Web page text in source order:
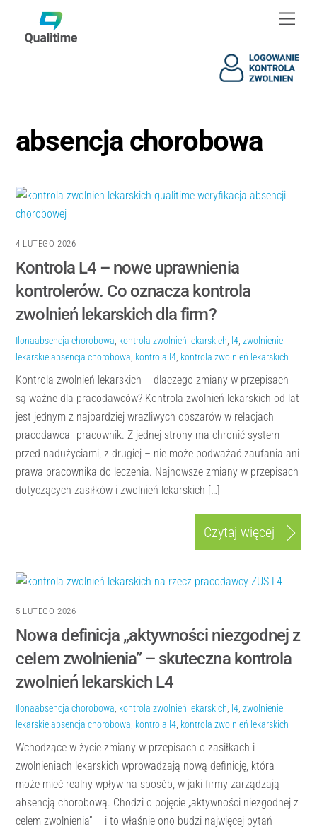
content
content
absencja chorobowa
4 LUTEGO 2026
Kontrola L4 – nowe uprawnienia
kontrolerów. Co oznacza kontrola
zwolnień lekarskich dla firm?
Ilonaabsencja chorobowa, kontrola zwolnień lekarskich, l4,zwolnienie
lekarskie absencja chorobowa, kontrola l4, kontrola zwolnień lekarskich
Kontrola zwolnień lekarskich – dlaczego zmiany w przepisach
są ważne dla pracodawców? Kontrola zwolnień lekarskich od lat
jest jednym z najbardziej wrażliwych obszarów w relacjach
pracodawca–pracownik. Z jednej strony ma chronić system
przed nadużyciami, z drugiej – nie może podważać zaufania ani
prawa pracownika do leczenia. Najnowsze zmiany w przepisach
dotyczących zasiłków i zwolnień lekarskich […]
Czytaj więcej
5 LUTEGO 2026
Nowa definicja „aktywności niezgodnej z
celem zwolnienia” – skuteczna kontrola
zwolnień lekarskich L4
Ilonaabsencja chorobowa, kontrola zwolnień lekarskich, l4,zwolnienie
lekarskie absencja chorobowa, kontrola l4, kontrola zwolnień lekarskich
Wchodzące w życie zmiany w przepisach o zasiłkach i
zwolnieniach lekarskich wprowadzają nową definicję, która
może mieć realny wpływ na sposób, w jaki firmy zarządzają
absencją chorobową. Chodzi o pojęcie „aktywności niezgodnej z
celem zwolnienia” – i to właśnie ono budzi najwięcej pytań